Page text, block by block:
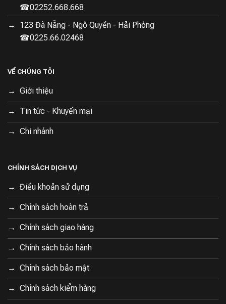
☎02252.668.668
123 Đà Nẵng - Ngô Quyền - Hải Phòng
☎0225.66.02468
VỀ CHÚNG TÔI
Giới thiệu
Tin tức - Khuyến mại
Chi nhánh
CHÍNH SÁCH DỊCH VỤ
Điều khoản sử dụng
Chính sách hoàn trả
Chính sách giao hàng
Chính sách bảo hành
Chính sách bảo mật
Chính sách kiểm hàng